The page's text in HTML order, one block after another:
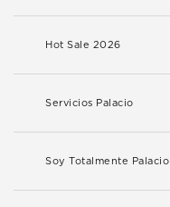
Hot Sale 2026
Servicios Palacio
Soy Totalmente Palacio